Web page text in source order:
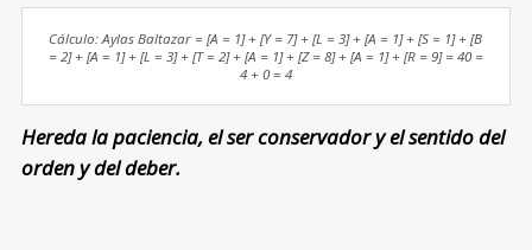
Cálculo: Aylas Baltazar = [A = 1] + [Y = 7] + [L = 3] + [A = 1] + [S = 1] + [B
= 2] + [A = 1] + [L = 3] + [T = 2] + [A = 1] + [Z = 8] + [A = 1] + [R = 9] = 40 =
4 + 0 = 4
Hereda la paciencia, el ser conservador y el sentido del
orden y del deber.